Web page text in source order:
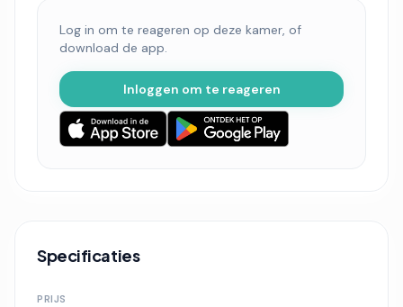
Log in om te reageren op deze kamer, of
download de app.
Inloggen om te reageren
Specificaties
PRIJS